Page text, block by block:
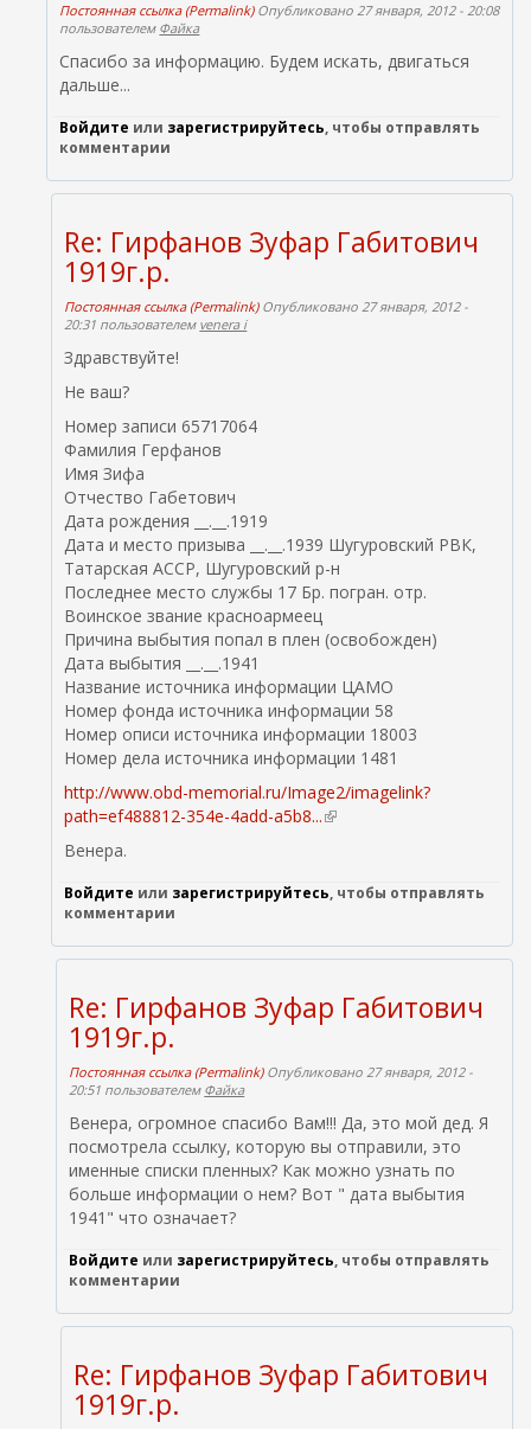
Постоянная ссылка (Permalink)Опубликовано 27 января, 2012 - 20:08
пользователем Файка
Спасибо за информацию. Будем искать, двигаться
дальше...
Войдите или зарегистрируйтесь, чтобы отправлять
комментарии
Re: Гирфанов Зуфар Габитович
1919г.р.
Постоянная ссылка (Permalink)Опубликовано 27 января, 2012 -
20:31 пользователем venera i
Здравствуйте!
Не ваш?
Номер записи 65717064
Фамилия Герфанов
Имя Зифа
Отчество Габетович
Дата рождения __.__.1919
Дата и место призыва __.__.1939 Шугуровский РВК,
Татарская АССР, Шугуровский р-н
Последнее место службы 17 Бр. погран. отр.
Воинское звание красноармеец
Причина выбытия попал в плен (освобожден)
Дата выбытия __.__.1941
Название источника информации ЦАМО
Номер фонда источника информации 58
Номер описи источника информации 18003
Номер дела источника информации 1481
http://www.obd-memorial.ru/Image2/imagelink?
path=ef488812-354e-4add-a5b8...(
е
я
с
л
а
)
Венера.
Войдите или зарегистрируйтесь, чтобы отправлять
комментарии
Re: Гирфанов Зуфар Габитович
1919г.р.
Постоянная ссылка (Permalink)Опубликовано 27 января, 2012 -
20:51 пользователем Файка
Венера, огромное спасибо Вам!!! Да, это мой дед. Я
посмотрела ссылку, которую вы отправили, это
именные списки пленных? Как можно узнать по
больше информации о нем? Вот " дата выбытия
1941" что означает?
Войдите или зарегистрируйтесь, чтобы отправлять
комментарии
Re: Гирфанов Зуфар Габитович
1919г.р.